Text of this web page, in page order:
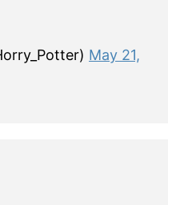
May 21,